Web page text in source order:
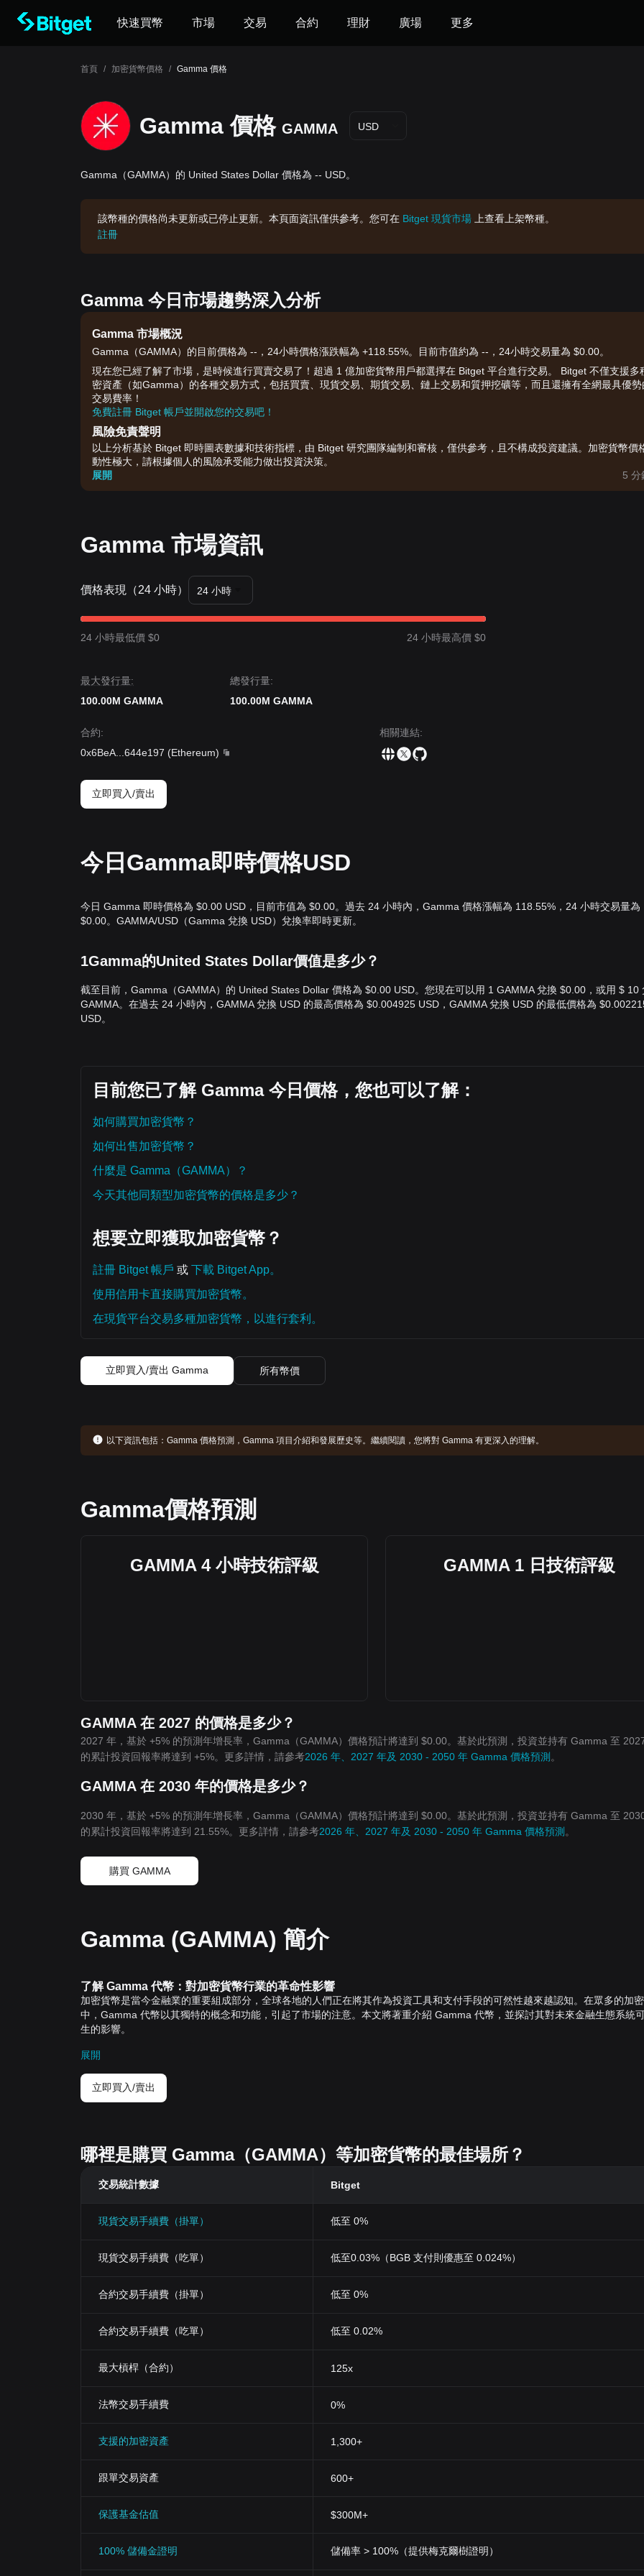
快速買幣 市場 交易 合約 理財 廣場 更多
首頁 / 加密貨幣價格 / Gamma 價格
Gamma 價格 GAMMA USD
Gamma（GAMMA）的 United States Dollar 價格為 -- USD。
該幣種的價格尚未更新或已停止更新。本頁面資訊僅供參考。您可在 Bitget 現貨市場 上查看上架幣種。
註冊
Gamma 今日市場趨勢深入分析
Gamma 市場概況
Gamma（GAMMA）的目前價格為 --，24小時價格漲跌幅為 +118.55%。目前市值約為 --，24小時交易量為 $0.00。
現在您已經了解了市場，是時候進行買賣交易了！超過 1 億加密貨幣用戶都選擇在 Bitget 平台進行交易。 Bitget 不僅支援多
密資產（如Gamma）的各種交易方式，包括買賣、現貨交易、期貨交易、鏈上交易和質押挖礦等，而且還擁有全網最具優勢
交易費率！
免費註冊 Bitget 帳戶並開啟您的交易吧！
風險免責聲明
以上分析基於 Bitget 即時圖表數據和技術指標，由 Bitget 研究團隊編制和審核，僅供參考，且不構成投資建議。加密貨幣價
動性極大，請根據個人的風險承受能力做出投資決策。
展開
5 分
Gamma 市場資訊
價格表現（24 小時） 24 小時
24 小時最低價 $0 24 小時最高價 $0
‌最大發行量:
100.00M GAMMA
總發行量:
100.00M GAMMA
合約:
0x6BeA
644e197 (Ethereum)
相關連結:
立即買入/賣出
今日Gamma即時價格USD
今日 Gamma 即時價格為 $0.00 USD，目前市值為 $0.00。過去 24 小時內，Gamma 價格漲幅為 118.55%，24 小時交易量為
$0.00。GAMMA/USD（Gamma 兌換 USD）兌換率即時更新。
1Gamma的United States Dollar價值是多少？
截至目前，Gamma（GAMMA）的 United States Dollar 價格為 $0.00 USD。您現在可以用 1 GAMMA 兌換 $0.00，或用 $ 10
GAMMA。在過去 24 小時內，GAMMA 兌換 USD 的最高價格為 $0.004925 USD，GAMMA 兌換 USD 的最低價格為
USD。
目前您已了解 Gamma 今日價格，您也可以了解：
如何購買加密貨幣？
如何出售加密貨幣？
什麼是 Gamma（GAMMA）？
今天其他同類型加密貨幣的價格是多少？
想要立即獲取加密貨幣？
註冊 Bitget 帳戶 或 下載 Bitget App。
使用信用卡直接購買加密貨幣。
在現貨平台交易多種加密貨幣，以進行套利。
立即買入/賣出 Gamma 所有幣價
以下資訊包括： Gamma 價格預測，Gamma 項目介紹和發展歷史等。繼續閱讀，您將對 Gamma 有更深入的理解。
Gamma價格預測
GAMMA 4 小時技術評級 GAMMA 1 日技術評級
GAMMA 在 2027 的價格是多少？
2027 年，基於 +5% 的預測年增長率，Gamma（GAMMA）價格預計將達到 $0.00。基於此預測，投資並持有 Gamma 至
的累計投資回報率將達到 +5%。更多詳情，請參考2026 年、2027 年及 2030 - 2050 年 Gamma 價格預測 。
GAMMA 在 2030 年的價格是多少？
2030 年，基於 +5% 的預測年增長率，Gamma（GAMMA）價格預計將達到 $0.00。基於此預測，投資並持有 Gamma 至
的累計投資回報率將達到 21.55%。更多詳情，請參考2026 年、2027 年及 2030 - 2050 年 Gamma 價格預測 。
購買 GAMMA
Gamma (GAMMA) 簡介
了解 Gamma 代幣：對加密貨幣行業的革命性影響
加密貨幣是當今金融業的重要組成部分，全球各地的人們正在將其作為投資工具和支付手段的可然性越來越認知。在眾多的加
中，Gamma 代幣以其獨特的概念和功能，引起了市場的注意。本文將著重介紹 Gamma 代幣，並探討其對未來金融生態系統
生的影響。
去中心化
直接、自由地進行交易，沒有銀行或其他中央機構的干預。
安全和保密性： Gamma 代幣使用先進的區塊鏈技術來加密交易，提供高度的安全性及保密性。每筆交易都被記錄並儲存在區
上，以防止欺詐並確保透明度。此外，用戶的身份也會被妥善保護。
對加密貨幣行業的影響
Gamma 代幣對加密貨幣行業的影響深遠。首先，它展示了區塊鏈的應用場景和可能性，鼓勵世界各地的開發者尋找新的用例
的流通，也使更多的人認識並學習到區塊鏈技術和加密貨幣的知識，推動了整個行業的普及和成長。
即使加密貨幣行業在世界各地受到了深度的關注與研究，新的概念和技術仍在不斷地出現和發展。Gamma 代幣就是其中一個
例子，它以自身的特性和影響，向我們展現了加密貨幣所擁有的巨大潛力。我們期待未來能看到 Gamma 代幣在更多場景中發
展開
立即買入/賣出
哪裡是購買 Gamma（GAMMA）等加密貨幣的最佳場所？
交易統計數據 Bitget
現貨交易手續費（掛單） 低至 0%
現貨交易手續費（吃單） 低至0.03%（BGB 支付則優惠至 0.024%）
合約交易手續費（掛單） 低至 0%
合約交易手續費（吃單） 低至 0.02%
最大槓桿（合約） 125x
法幣交易手續費 0%
支援的加密資產 1,300+
跟單交易資產 600+
保護基金估值 $300M+
100% 儲備金證明 儲備率 > 100%（提供梅克爾樹證明）